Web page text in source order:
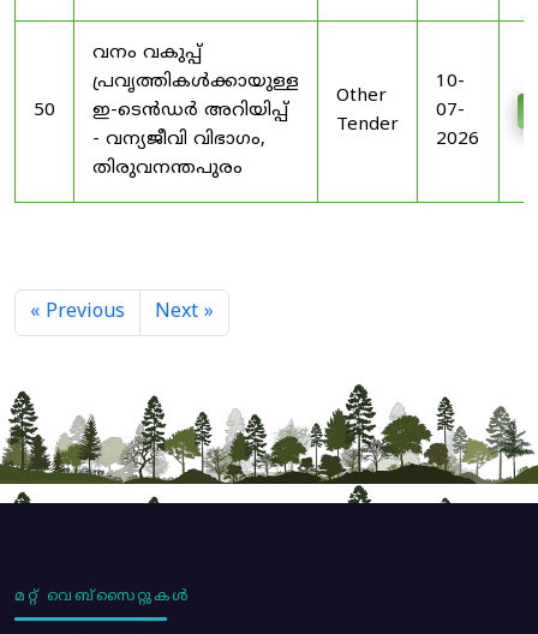
50
വനം വകുപ്പ്
പ്രവൃത്തികൾക്കായുള്ള
ഇ-ടെൻഡർ അറിയിപ്പ്
- വന്യജീവി വിഭാഗം,
തിരുവനന്തപുരം
Other
Tender
10-
07-
2026
« Previous Next »
മറ്റ് വെബ്സൈറ്റുകൾ